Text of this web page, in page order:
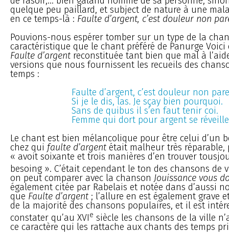
quelque peu paillard, et subject de nature à une
en ce temps-là : Faulte d’argent, c’est douleur non
Pouvions-nous espérer tomber sur un type de la
caractéristique que le chant préféré de Panurge
Faulte d’argent reconstituée tant bien que mal à
versions que nous fournissent les recueils des
temps :
Faulte d’argent, c’est douleur non
Si je le dis, las. Je sçay bien pourquoi.
Sans de quibus il s’en faut tenir coi.
Femme qui dort pour argent se
Le chant est bien mélancolique pour être celui d’un
chez qui faulte d’argent était malheur très réparable,
« avoit soixante et trois manières d’en trouver
besoing ». C’était cependant le ton des chansons de
on peut comparer avec la chanson Jouissance vous
également citée par Rabelais et notée dans d’aussi
que Faulte d’argent ; l’allure en est également grave
de la majorité des chansons populaires, et il est
constater qu’au XVIe siècle les chansons de la ville
ce caractère qui les rattache aux chants des temps